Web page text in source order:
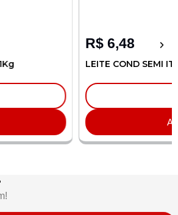
ITAMBE TP 395g
Mais detalhes
Adicionar ao carrinho